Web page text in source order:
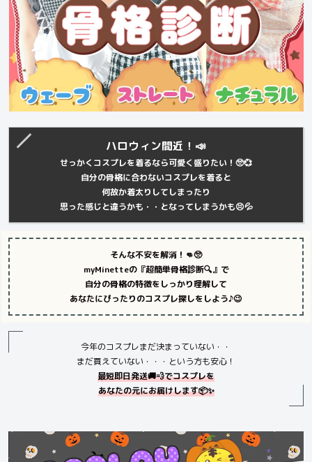
ハロウィン間近！📣
せっかくコスプレを着るなら可愛く盛りたい！🥺💞
自分の骨格に合わないコスプレを着ると
何故か着太りしてしまったり
思った感じと違うかも・・となってしまうかも😣💦
そんな不安を解消！👊🥺
myMinetteの『超簡単骨格診断🔍』で
自分の骨格の特徴をしっかり理解して
あなたにぴったりのコスプレ探しをしよう♪😉
今年のコスプレまだ決まっていない・・
まだ買えていない・・・という方も安心！
最短即日発送🚚💨でコスプレを
あなたの元にお届けします📦✨